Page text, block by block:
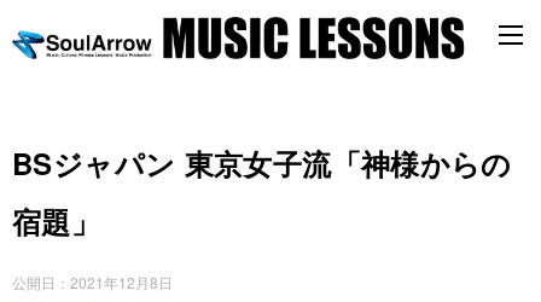
BSジャパン 東京女子流「神様からの
宿題」
公開日： 2021年12月8日